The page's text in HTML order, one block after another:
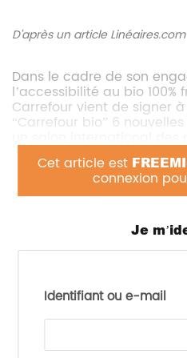
Cet article est
connexion
Je
Identifiant ou e-mail
D'après un article Linéaires.com
Dans le cadre de son
l’accessibilité au bio
Carrefour vient de signer
“Carrefour bio” 6
Ces filières
rassemblent 6
coopératives
Union, Bio Sud, Union
drômoise de
et 3 industriels
français (Alpina
Savoie, Celnat et
catégorie épicerie. Sont